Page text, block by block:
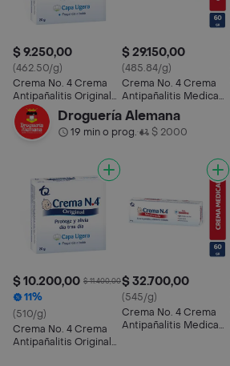
$ 9.250,00
(462.50/g)
Crema No. 4 Crema
Antipañalitis Original
Capa Ligera
$ 29.150,00
(485.84/g)
Crema No. 4 Crema
Antipañalitis Medicada
con Nistatina
Droguería Alemana
19 min o prog.• $ 2000
$ 10.200,00 $ 11.400,00
11%
(510/g)
Crema No. 4 Crema
Antipañalitis Original
$ 32.700,00
(545/g)
Crema No. 4 Crema
Antipañalitis Medicada